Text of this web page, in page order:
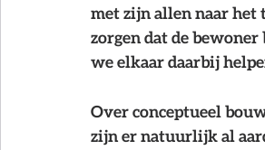
met zijn allen naar het
zorgen dat de
we elkaar daarbij
Over conceptueel
zijn er natuurlijk al